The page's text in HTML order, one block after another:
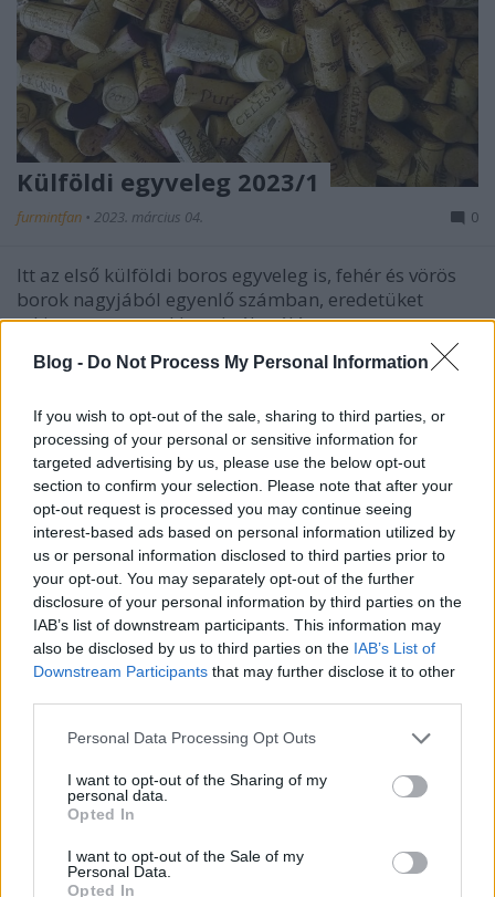
Blog - Do Not Process My Personal Information
If you wish to opt-out of the sale, sharing to third parties, or
processing of your personal or sensitive information for
targeted advertising by us, please use the below opt-out
section to confirm your selection. Please note that after your
opt-out request is processed you may continue seeing
interest-based ads based on personal information utilized by
us or personal information disclosed to third parties prior to
your opt-out. You may separately opt-out of the further
disclosure of your personal information by third parties on the
IAB’s list of downstream participants. This information may
also be disclosed by us to third parties on the IAB’s List of
Downstream Participants that may further disclose it to other
Please note that this website/app uses one or more Google
not limited to your visit or usage behaviour. You may click to
grant or deny consent to Google and its third-party tags to
use your data for below specified purposes in below Google
consent section.
Personal Data Processing Opt Outs
I want to opt-out of the Sharing of my
personal data.
Opted In
I want to opt-out of the Sale of my
Personal Data.
Opted In
Külföldi egyveleg 2023/1
furmintfan • 2023. március 04. 0
Itt az első külföldi boros egyveleg is, fehér és vörös
borok nagyjából egyenlő számban, eredetüket
tekintve a spanyol borokról szóló ...
2012
furmintfan•2022. december 22.
A Tignanello nem csupán az Antinori borbirodalom
egyik fontos bora, hanem mára önálló márkanévvé